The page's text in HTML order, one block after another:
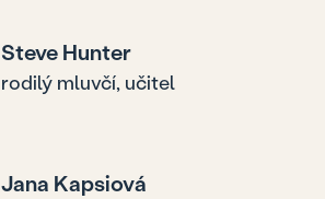
Steve Hunter
rodilý mluvčí, učitel
Jana Kapsiová